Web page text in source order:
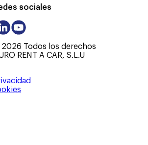
sociales
2026 Todos los derechos
RENT A CAR, S.L.U